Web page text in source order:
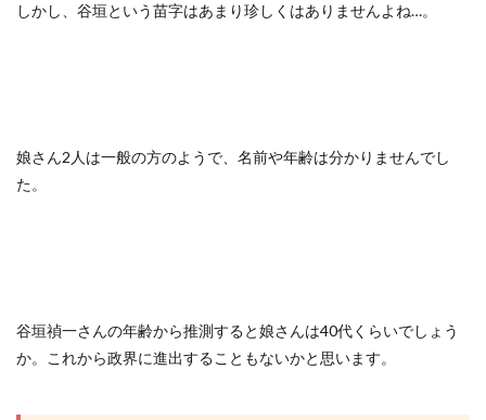
しかし、谷垣という苗字はあまり珍しくはありませんよね…。
娘さん2人は一般の方のようで、名前や年齢は分かりませんでし
た。
谷垣禎一さんの年齢から推測すると娘さんは40代くらいでしょう
か。これから政界に進出することもないかと思います。